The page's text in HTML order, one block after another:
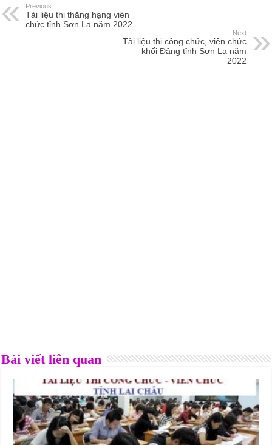
Previous
Tài liệu thi thăng hạng viên
chức tỉnh Sơn La năm 2022
Next
Tài liệu thi công chức, viên chức
khối Đảng tỉnh Sơn La năm
2022
Bài viết liên quan